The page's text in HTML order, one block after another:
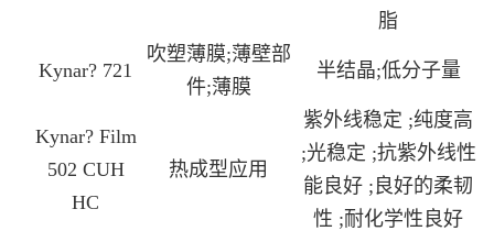
脂
Kynar? 721
吹塑薄膜;薄壁部
件;薄膜
半结晶;低分子量
Kynar? Film
502 CUH
HC
热成型应用
紫外线稳定 ;纯度高
;光稳定 ;抗紫外线性
能良好 ;良好的柔韧
性 ;耐化学性良好